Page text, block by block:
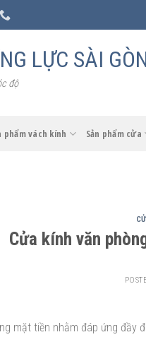
LỰC SÀI
độ
phẩm vách kính Sản phẩm cửa
Cửa kính văn
mặt tiền nhằm đáp ứng